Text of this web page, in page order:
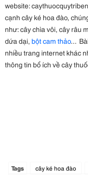
website:
cạnh cây ké hoa đào,
như: cây chìa vôi, cây râu
dứa dại, bột cam thảo...
nhiều trang internet khác
thông tin bổ ích về cây
Tags cây ké hoa đào